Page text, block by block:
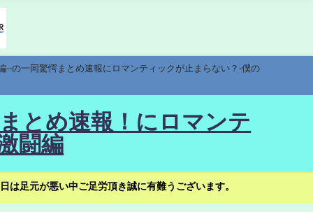
の一同驚愕まとめ速報にロマンティックが止まらない？-僕の
とめ速報！にロマンテ
闘編
足元が悪い中ご足労頂き誠に有難うございます。